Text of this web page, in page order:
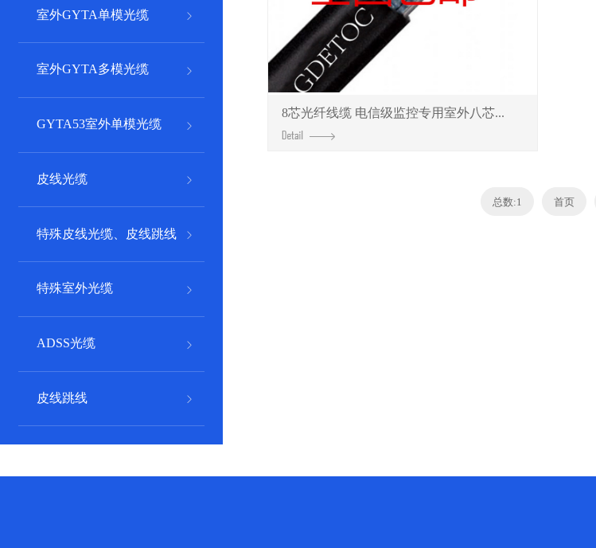
GYXTW-12A1b
室外GYTA单模光缆 GYTA-4B1 室外单模4芯光缆
GYTA-6B1室外单模六芯光缆
GYTA-8B1室外单模8芯光缆
GYTA-12B1室外单模12芯光缆
GYTA-16B1室外单模16芯光缆
室外GYTA多模光缆 GYTA-4A1b室外多模4芯光缆
GYTA-48A1b室外多模48芯光缆
GYTA53室外单模光缆
GYTA53-4B1室外4芯光缆
GYTA53-6B1室外6芯光缆
GYTA53-8B1室外8芯光缆
GYTA53-12B1室外12芯光缆
GYTA53-16B1室外16芯光缆
皮线光缆
2钢丝单芯皮线光缆
2钢丝双芯皮线光缆
2钢丝四芯皮线光缆
3钢丝单芯皮线光缆
特殊皮线光缆、皮线跳线
特殊室外光缆
ADSS光缆
皮线跳线
8芯光纤线缆 电信级监控专用室外八芯...
总数:1 首页